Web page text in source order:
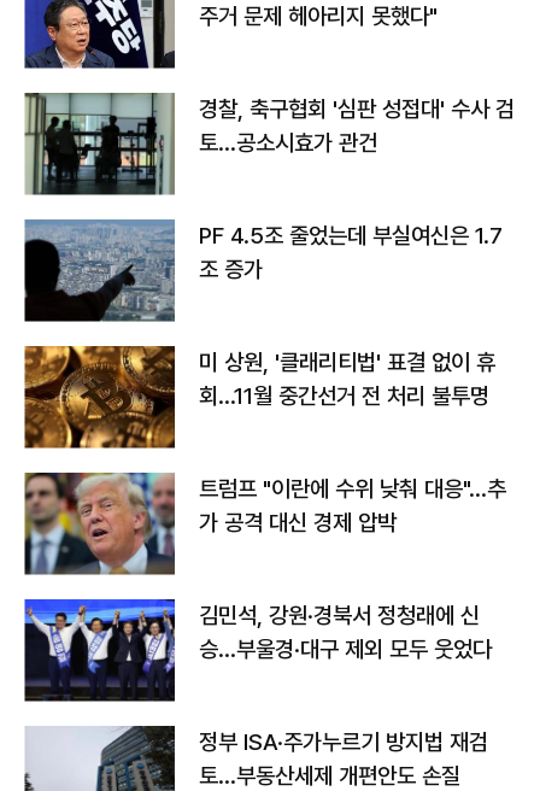
주거 문제 헤아리지 못했다"
경찰, 축구협회 '심판 성접대' 수사 검
토…공소시효가 관건
PF 4.5조 줄었는데 부실여신은 1.7
조 증가
미 상원, '클래리티법' 표결 없이 휴
회…11월 중간선거 전 처리 불투명
트럼프 "이란에 수위 낮춰 대응"…추
가 공격 대신 경제 압박
김민석, 강원·경북서 정청래에 신
승…부울경·대구 제외 모두 웃었다
정부 ISA·주가누르기 방지법 재검
토…부동산세제 개편안도 손질